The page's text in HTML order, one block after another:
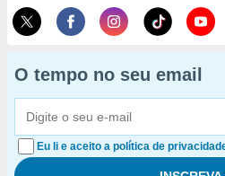
O tempo no seu email
Eu li e aceito a política de